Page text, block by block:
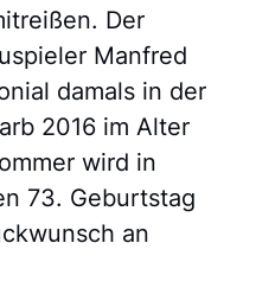
Der
Manfred
damals in der
2016 im Alter
wird in
73. Geburtstag
an